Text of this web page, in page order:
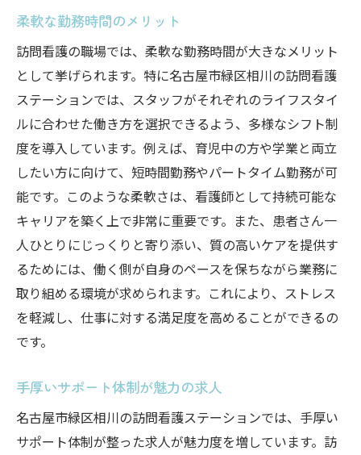
柔軟な勤務時間のメリット
訪問看護の職場では、柔軟な勤務時間が大きなメリット
として挙げられます。特に名古屋市緑区相川の訪問看護
ステーションでは、スタッフがそれぞれのライフスタイ
ルに合わせた働き方を選択できるよう、多様なシフト制
度を導入しています。例えば、育児中の方や学業と両立
したい方に向けて、短時間勤務やパートタイム勤務が可
能です。このような柔軟さは、看護師として持続可能な
キャリアを築く上で非常に重要です。また、患者さん一
人ひとりにじっくりと寄り添い、質の高いケアを提供す
るためには、働く側が自身のペースを保ちながら業務に
取り組める環境が求められます。これにより、ストレス
を軽減し、仕事に対する満足度を高めることができるの
です。
手厚いサポート体制が魅力の求人
名古屋市緑区相川の訪問看護ステーションでは、手厚い
サポート体制が整った求人が魅力度を増しています。訪